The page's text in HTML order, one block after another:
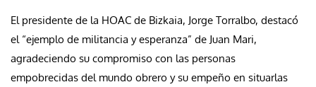
El presidente de la HOAC de Bizkaia, Jorge Torralbo, destacó
el “ejemplo de militancia y esperanza” de Juan Mari,
agradeciendo su compromiso con las personas
empobrecidas del mundo obrero y su empeño en situarlas